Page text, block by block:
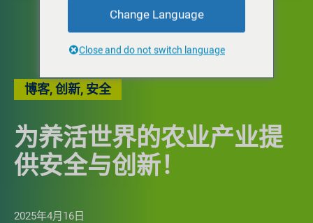
博客,创新, 安全
为养活世界的农业产业提
供安全与创新！
2025年4月16日
Change Language
Close and do not switch language